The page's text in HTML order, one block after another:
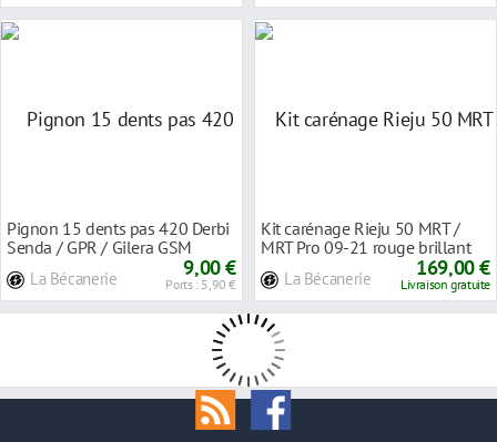
Pignon 15 dents pas 420 Derbi
Senda / GPR / Gilera GSM
La Bécanerie 9,00 €
Ports : 5,90 €
Kit carénage Rieju 50 MRT /
MRT Pro 09-21 rouge brillant
La Bécanerie 169,00 €
Livraison gratuite